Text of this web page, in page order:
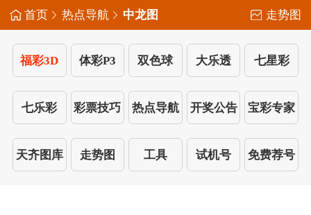
首页 热点导航 中龙图 走势图
福彩3D 体彩P3 双色球 大乐透 七星彩
七乐彩 彩票技巧 热点导航 开奖公告 宝彩专家
天齐图库 走势图 工具 试机号 免费荐号